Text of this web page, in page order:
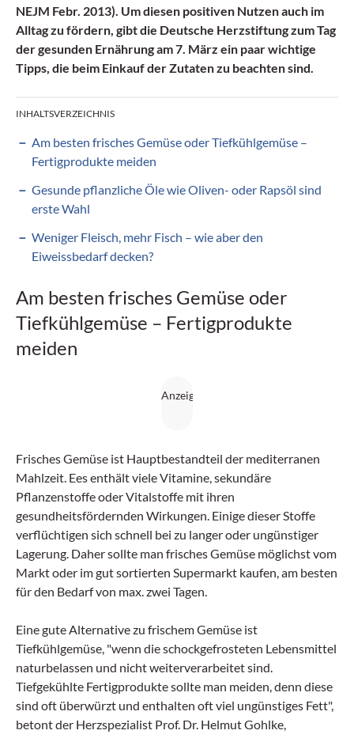
NEJM Febr. 2013). Um diesen positiven Nutzen auch im
Alltag zu fördern, gibt die Deutsche Herzstiftung zum Tag
der gesunden Ernährung am 7. März ein paar wichtige
Tipps, die beim Einkauf der Zutaten zu beachten sind.
INHALTSVERZEICHNIS
Am besten frisches Gemüse oder Tiefkühlgemüse –
Fertigprodukte meiden
Gesunde pflanzliche Öle wie Oliven- oder Rapsöl sind
erste Wahl
Weniger Fleisch, mehr Fisch – wie aber den
Eiweissbedarf decken?
Am besten frisches Gemüse oder
Tiefkühlgemüse – Fertigprodukte
meiden
Frisches Gemüse ist Hauptbestandteil der mediterranen
Mahlzeit. Ees enthält viele Vitamine, sekundäre
Pflanzenstoffe oder Vitalstoffe mit ihren
gesundheitsfördernden Wirkungen. Einige dieser Stoffe
verflüchtigen sich schnell bei zu langer oder ungünstiger
Lagerung. Daher sollte man frisches Gemüse möglichst vom
Markt oder im gut sortierten Supermarkt kaufen, am besten
für den Bedarf von max. zwei Tagen.
Eine gute Alternative zu frischem Gemüse ist
Tiefkühlgemüse, "wenn die schockgefrosteten Lebensmittel
naturbelassen und nicht weiterverarbeitet sind.
Tiefgekühlte Fertigprodukte sollte man meiden, denn diese
sind oft überwürzt und enthalten oft viel ungünstiges Fett",
betont der Herzspezialist Prof. Dr. Helmut Gohlke,